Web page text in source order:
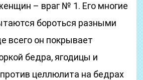
– враг № 1. Его многие
бороться разными
всего он покрывает
бедра, ягодицы и
целлюлита на бедрах